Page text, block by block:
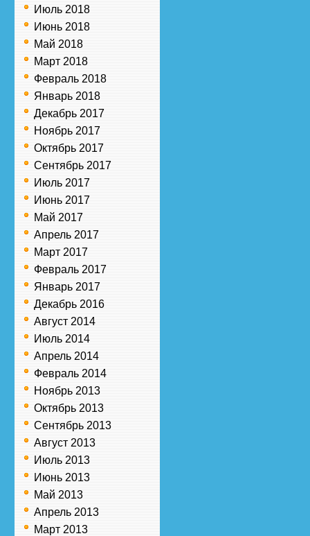
Июль 2018
Июнь 2018
Май 2018
Март 2018
Февраль 2018
Январь 2018
Декабрь 2017
Ноябрь 2017
Октябрь 2017
Сентябрь 2017
Июль 2017
Июнь 2017
Май 2017
Апрель 2017
Март 2017
Февраль 2017
Январь 2017
Декабрь 2016
Август 2014
Июль 2014
Апрель 2014
Февраль 2014
Ноябрь 2013
Октябрь 2013
Сентябрь 2013
Август 2013
Июль 2013
Июнь 2013
Май 2013
Апрель 2013
Март 2013